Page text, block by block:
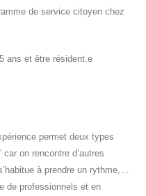
de service citoyen chez
ans et être résident.e
permet deux types
car on rencontre d’autres
à prendre un rythme,…
de professionnels et en